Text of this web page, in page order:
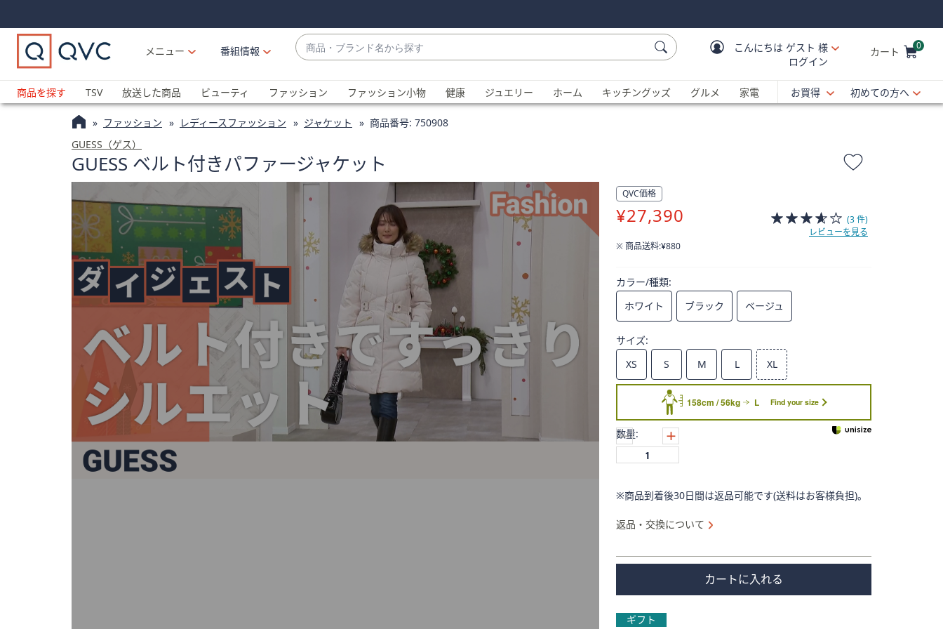
Links
Links2
メニュー
番組情報
商
品・
ラ
ン
ド
か
補
が
利
能
な
合、
上
下
の
キ
ー
ま
た
は
ッ
チ
こんにちは ゲスト 様
ログイン
カート 0
商品を探す
TSV 放送した商品 ビューティ ファッション ファッション小物 健康 ジュエリー ホーム キッチングッズ グルメ 家電 お買得 初めての方へ
ファッション レディースファッション ジャケット 商品番号: 750908
GUESS（ゲス）
GUESS ベルト付きパファージャケット
QVC価格
削
除
¥27,390
※ 商品送料:¥880
(3 件)
レビューを見る
カラー/種類:
ホワイト
ブラック ベージュ
サイズ:
XS
S M L XL
158cm / 56kg L Find your size
数量:
※商品到着後30日間は返品可能です(送料はお客様負担)。
返品・交換について
カートに入れる
ギフト